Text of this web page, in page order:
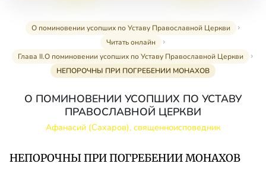
О поминовении усопших по Уставу Православной Церкви
Читать онлайн
Глава II.О поминовении усопших по Уставу Православной Церкви
НЕПОРОЧНЫ ПРИ ПОГРЕБЕНИИ МОНАХОВ
О ПОМИНОВЕНИИ УСОПШИХ ПО УСТАВУ
ПРАВОСЛАВНОЙ ЦЕРКВИ
Афанасий (Сахаров), священноисповедник
НЕПОРОЧНЫ ПРИ ПОГРЕБЕНИИ МОНАХОВ